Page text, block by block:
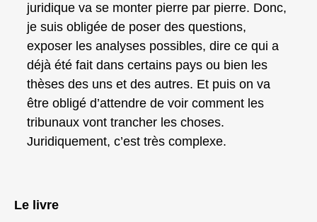
juridique va se monter pierre par pierre. Donc,
je suis obligée de poser des questions,
exposer les analyses possibles, dire ce qui a
déjà été fait dans certains pays ou bien les
thèses des uns et des autres. Et puis on va
être obligé d’attendre de voir comment les
tribunaux vont trancher les choses.
Juridiquement, c’est très complexe.
Le livre